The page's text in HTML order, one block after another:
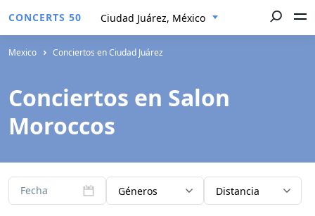
CONCERTS 50 Ciudad Juárez, México
Mexico Conciertos en Ciudad Juárez
Conciertos en Salon
Moroccos
Fecha Géneros Distancia